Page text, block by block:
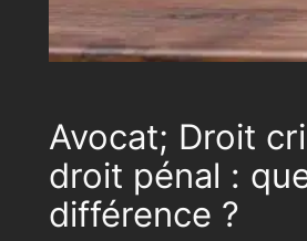
Avocat; Droit
droit pénal :
différence ?